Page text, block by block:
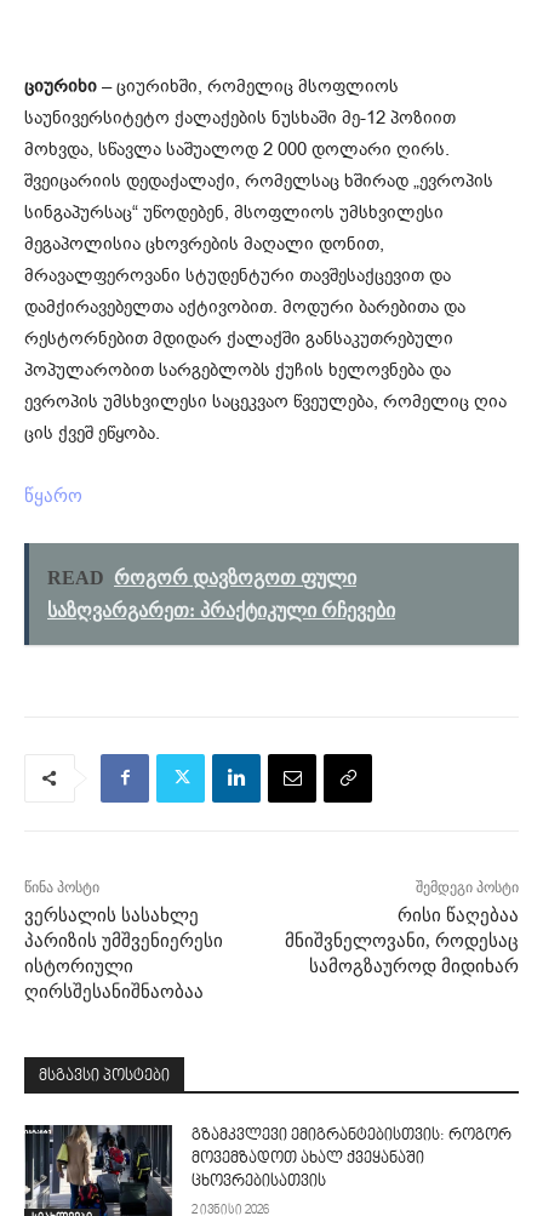
ციურიხი – ციურიხში, რომელიც მსოფლიოს
საუნივერსიტეტო ქალაქების ნუსხაში მე-12 პოზიით
მოხვდა, სწავლა საშუალოდ 2 000 დოლარი ღირს.
შვეიცარიის დედაქალაქი, რომელსაც ხშირად „ევროპის
სინგაპურსაც“ უწოდებენ, მსოფლიოს უმსხვილესი
მეგაპოლისია ცხოვრების მაღალი დონით,
მრავალფეროვანი სტუდენტური თავშესაქცევით და
დამქირავებელთა აქტივობით. მოდური ბარებითა და
რესტორნებით მდიდარ ქალაქში განსაკუთრებული
პოპულარობით სარგებლობს ქუჩის ხელოვნება და
ევროპის უმსხვილესი საცეკვაო წვეულება, რომელიც ღია
ცის ქვეშ ეწყობა.
წყარო
READ როგორ დავზოგოთ ფული
საზღვარგარეთ: პრაქტიკული რჩევები
წინა პოსტი
ვერსალის სასახლე
პარიზის უმშვენიერესი
ისტორიული
ღირსშესანიშნაობაა
შემდეგი პოსტი
რისი წაღებაა
მნიშვნელოვანი, როდესაც
სამოგზაუროდ მიდიხარ
მსგავსი პოსტები
გზამკვლევი ემიგრანტებისთვის: როგორ
მოვემზადოთ ახალ ქვეყანაში
ცხოვრებისათვის
2 ივნისი 2026